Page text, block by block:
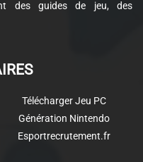
des guides de jeu, des
Télécharger Jeu PC
Génération Nintendo
Esportrecrutement.fr